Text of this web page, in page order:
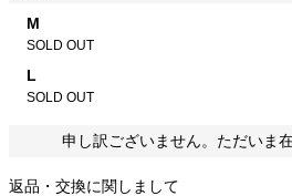
M
SOLD OUT
L
SOLD OUT
申し訳ございません。ただいま
返品・交換に関しまして